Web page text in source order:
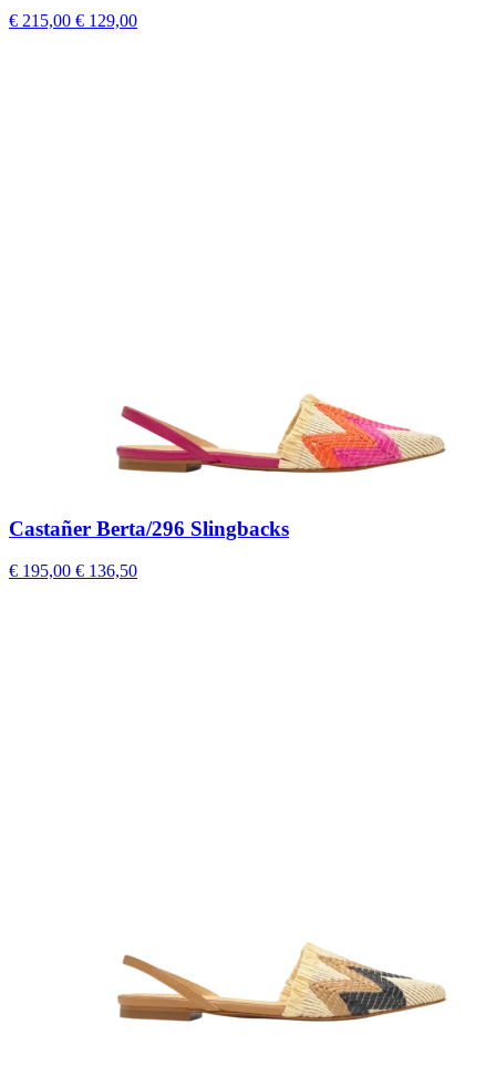
€ 215,00 € 129,00
Castañer Berta/296 Slingbacks
€ 195,00 € 136,50